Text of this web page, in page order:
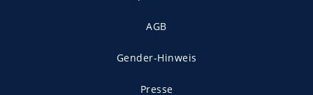
AGB
Gender-Hinweis
Presse